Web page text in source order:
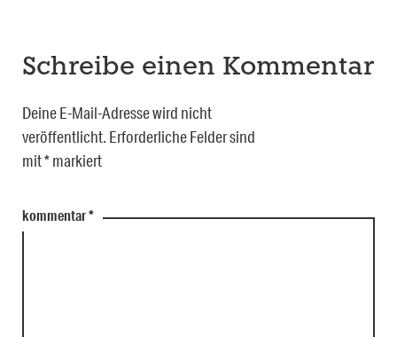
Schreibe einen Kommentar
Deine E-Mail-Adresse wird nicht
veröffentlicht. Erforderliche Felder sind
mit*markiert
kommentar*